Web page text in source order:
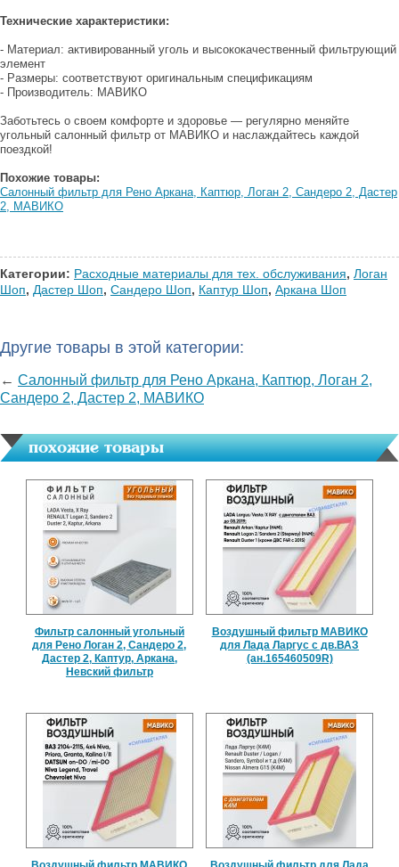
Технические характеристики:
- Материал: активированный уголь и высококачественный фильтрующий
элемент
- Размеры: соответствуют оригинальным спецификациям
- Производитель: МАВИКО
Заботьтесь о своем комфорте и здоровье — регулярно меняйте
угольный салонный фильтр от МАВИКО и наслаждайтесь каждой
поездкой!
Похожие товары:
Салонный фильтр для Рено Аркана, Каптюр, Логан 2, Сандеро 2, Дастер
2, МАВИКО
Категории: Расходные материалы для тех. обслуживания, Логан
Шоп, Дастер Шоп, Сандеро Шоп, Каптур Шоп, Аркана Шоп
Другие товары в этой категории:
← Салонный фильтр для Рено Аркана, Каптюр, Логан 2,
Сандеро 2, Дастер 2, МАВИКО
похожие товары
Фильтр салонный угольный
для Рено Логан 2, Сандеро 2,
Дастер 2, Каптур, Аркана,
Невский фильтр
Воздушный фильтр МАВИКО
для Лада Ларгус с дв.ВАЗ
(ан.165460509R)